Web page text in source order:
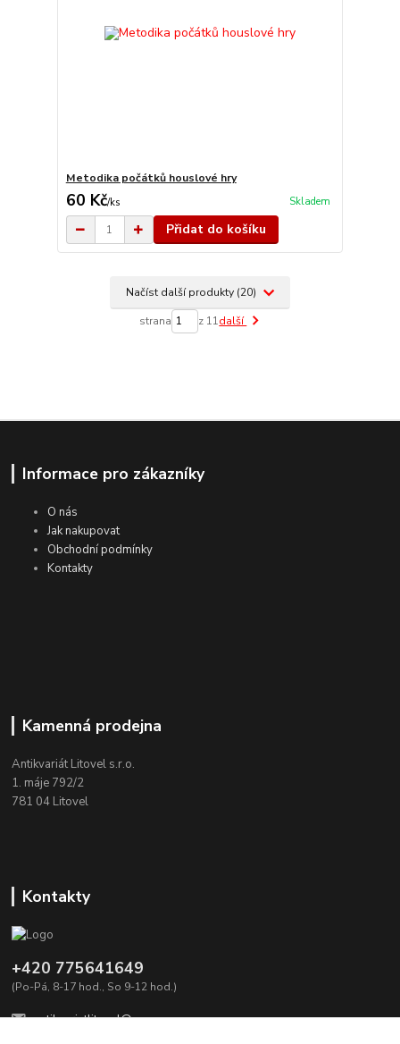
Metodika počátků houslové hry
60 Kč/ks Skladem
Přidat do košíku
Načíst další produkty (20)
strana z 11další
Informace pro zákazníky
O nás
Jak nakupovat
Obchodní podmínky
Kontakty
Kamenná prodejna
Antikvariát Litovel s.r.o.
1. máje 792/2
781 04 Litovel
Kontakty
+420 775641649
(Po-Pá, 8-17 hod., So 9-12 hod.)
antikvariatlitovel@seznam.cz